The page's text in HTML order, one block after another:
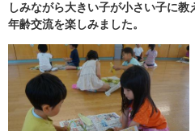
しみながら大きい子が小さい子に
年齢交流を楽しみました。